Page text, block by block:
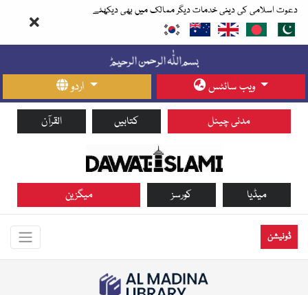
دعوت اسلامی کی دینی خدمات دیگر ممالک میں بھی دیکھئے
اردو ویب سائٹس
القرآن کتابیں مدنی چینل
میگزین کورسز میڈیا
ڈونیشن